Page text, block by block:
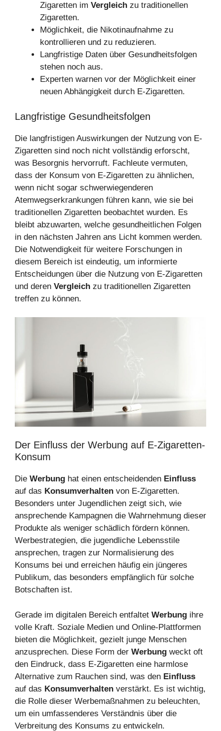
Zigaretten im Vergleich zu traditionellen
Zigaretten.
Möglichkeit, die Nikotinaufnahme zu
kontrollieren und zu reduzieren.
Langfristige Daten über Gesundheitsfolgen
stehen noch aus.
Experten warnen vor der Möglichkeit einer
neuen Abhängigkeit durch E-Zigaretten.
Langfristige Gesundheitsfolgen
Die langfristigen Auswirkungen der Nutzung von E-
Zigaretten sind noch nicht vollständig erforscht,
was Besorgnis hervorruft. Fachleute vermuten,
dass der Konsum von E-Zigaretten zu ähnlichen,
wenn nicht sogar schwerwiegenderen
Atemwegserkrankungen führen kann, wie sie bei
traditionellen Zigaretten beobachtet wurden. Es
bleibt abzuwarten, welche gesundheitlichen Folgen
in den nächsten Jahren ans Licht kommen werden.
Die Notwendigkeit für weitere Forschungen in
diesem Bereich ist eindeutig, um informierte
Entscheidungen über die Nutzung von E-Zigaretten
und deren Vergleich zu traditionellen Zigaretten
treffen zu können.
Der Einfluss der Werbung auf E-Zigaretten-
Konsum
Die Werbung hat einen entscheidenden Einfluss
auf das Konsumverhalten von E-Zigaretten.
Besonders unter Jugendlichen zeigt sich, wie
ansprechende Kampagnen die Wahrnehmung dieser
Produkte als weniger schädlich fördern können.
Werbestrategien, die jugendliche Lebensstile
ansprechen, tragen zur Normalisierung des
Konsums bei und erreichen häufig ein jüngeres
Publikum, das besonders empfänglich für solche
Botschaften ist.
Gerade im digitalen Bereich entfaltet Werbung ihre
volle Kraft. Soziale Medien und Online-Plattformen
bieten die Möglichkeit, gezielt junge Menschen
anzusprechen. Diese Form der Werbung weckt oft
den Eindruck, dass E-Zigaretten eine harmlose
Alternative zum Rauchen sind, was den Einfluss
auf das Konsumverhalten verstärkt. Es ist wichtig,
die Rolle dieser Werbemaßnahmen zu beleuchten,
um ein umfassenderes Verständnis über die
Verbreitung des Konsums zu entwickeln.